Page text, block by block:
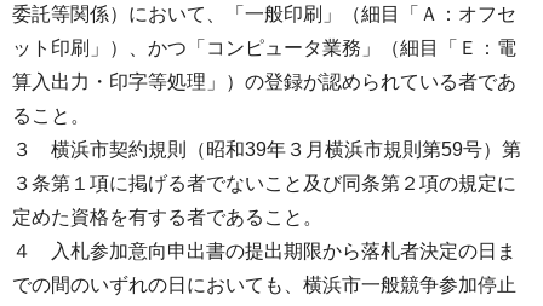
委託等関係）において、「一般印刷」（細目「Ａ：オフセ
ット印刷」）、かつ「コンピュータ業務」（細目「Ｅ：電
算入出力・印字等処理」）の登録が認められている者であ
ること。
３ 横浜市契約規則（昭和39年３月横浜市規則第59号）第
３条第１項に掲げる者でないこと及び同条第２項の規定に
定めた資格を有する者であること。
４ 入札参加意向申出書の提出期限から落札者決定の日ま
での間のいずれの日においても、横浜市一般競争参加停止